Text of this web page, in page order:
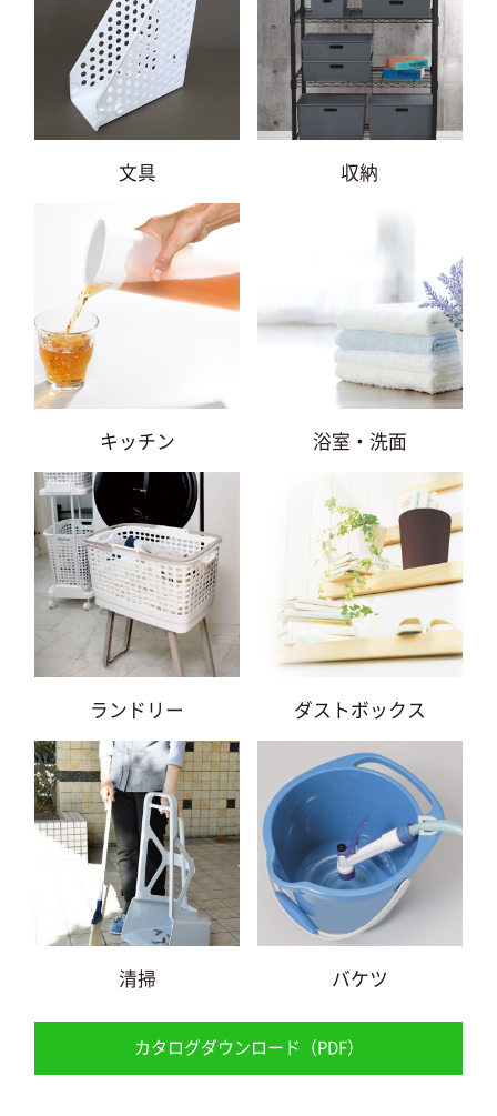
文具 収納
キッチン 浴室・洗面
ランドリー ダストボックス
清掃 バケツ
カタログダウンロード（PDF）